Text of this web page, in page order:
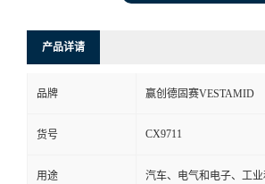
系
产品详请
品牌 赢创德固赛VESTAMID
货号 CX9711
用途 汽车、电气和电子、工业